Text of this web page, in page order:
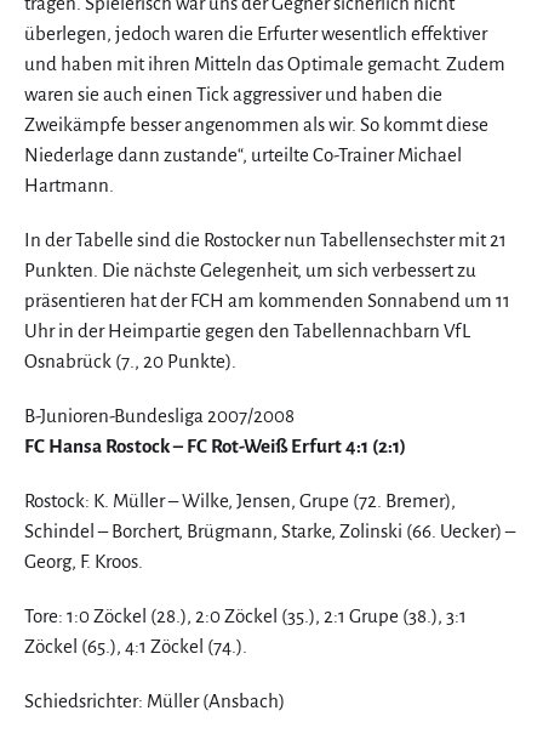
überlegen, jedoch waren die Erfurter wesentlich effektiver
und haben mit ihren Mitteln das Optimale gemacht. Zudem
waren sie auch einen Tick aggressiver und haben die
Zweikämpfe besser angenommen als wir. So kommt diese
Niederlage dann zustande“, urteilte Co-Trainer Michael
Hartmann.
In der Tabelle sind die Rostocker nun Tabellensechster mit 21
Punkten. Die nächste Gelegenheit, um sich verbessert zu
präsentieren hat der FCH am kommenden Sonnabend um 11
Uhr in der Heimpartie gegen den Tabellennachbarn VfL
Osnabrück (7., 20 Punkte).
B-Junioren-Bundesliga 2007/2008
FC Hansa Rostock – FC Rot-Weiß Erfurt 4:1 (2:1)
Rostock: K. Müller – Wilke, Jensen, Grupe (72. Bremer),
Schindel – Borchert, Brügmann, Starke, Zolinski (66. Uecker) –
Georg, F. Kroos.
Tore: 1:0 Zöckel (28.), 2:0 Zöckel (35.), 2:1 Grupe (38.), 3:1
Zöckel (65.), 4:1 Zöckel (74.).
Schiedsrichter: Müller (Ansbach)